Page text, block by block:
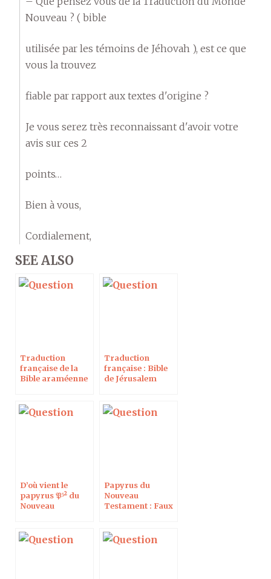
Nouveau ? ( bible
utilisée par les témoins de Jéhovah ), est ce que
vous la trouvez
fiable par rapport aux textes d'origine ?
Je vous serez très reconnaissant d'avoir votre
avis sur ces 2
points…
Bien à vous,
Cordialement,
SEE ALSO
Traduction
française de la
Bible araméenne
Traduction
française : Bible
de Jérusalem
D’où vient le
papyrus 𝔓⁵² du
Nouveau
Papyrus du
Nouveau
Testament : Faux